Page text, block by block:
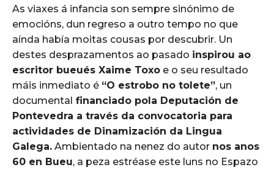
As viaxes á infancia son sempre sinónimo de
emocións, dun regreso a outro tempo no que
aínda había moitas cousas por descubrir. Un
destes desprazamentos ao pasado inspirou ao
escritor bueués Xaime Toxo e o seu resultado
máis inmediato é “O estrobo no tolete”, un
documental financiado pola Deputación de
Pontevedra a través da convocatoria para
actividades de Dinamización da Lingua
Galega. Ambientado na nenez do autor nos anos
60 en Bueu, a peza estréase este luns no Espazo